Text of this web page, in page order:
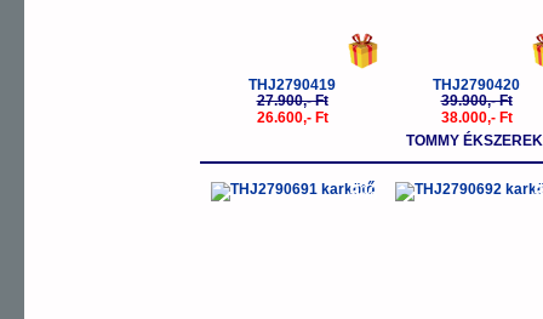
THJ2790419
27.900,- Ft
26.600,- Ft
THJ2790420
39.900,- Ft
38.000,- Ft
TOMMY
-5% -